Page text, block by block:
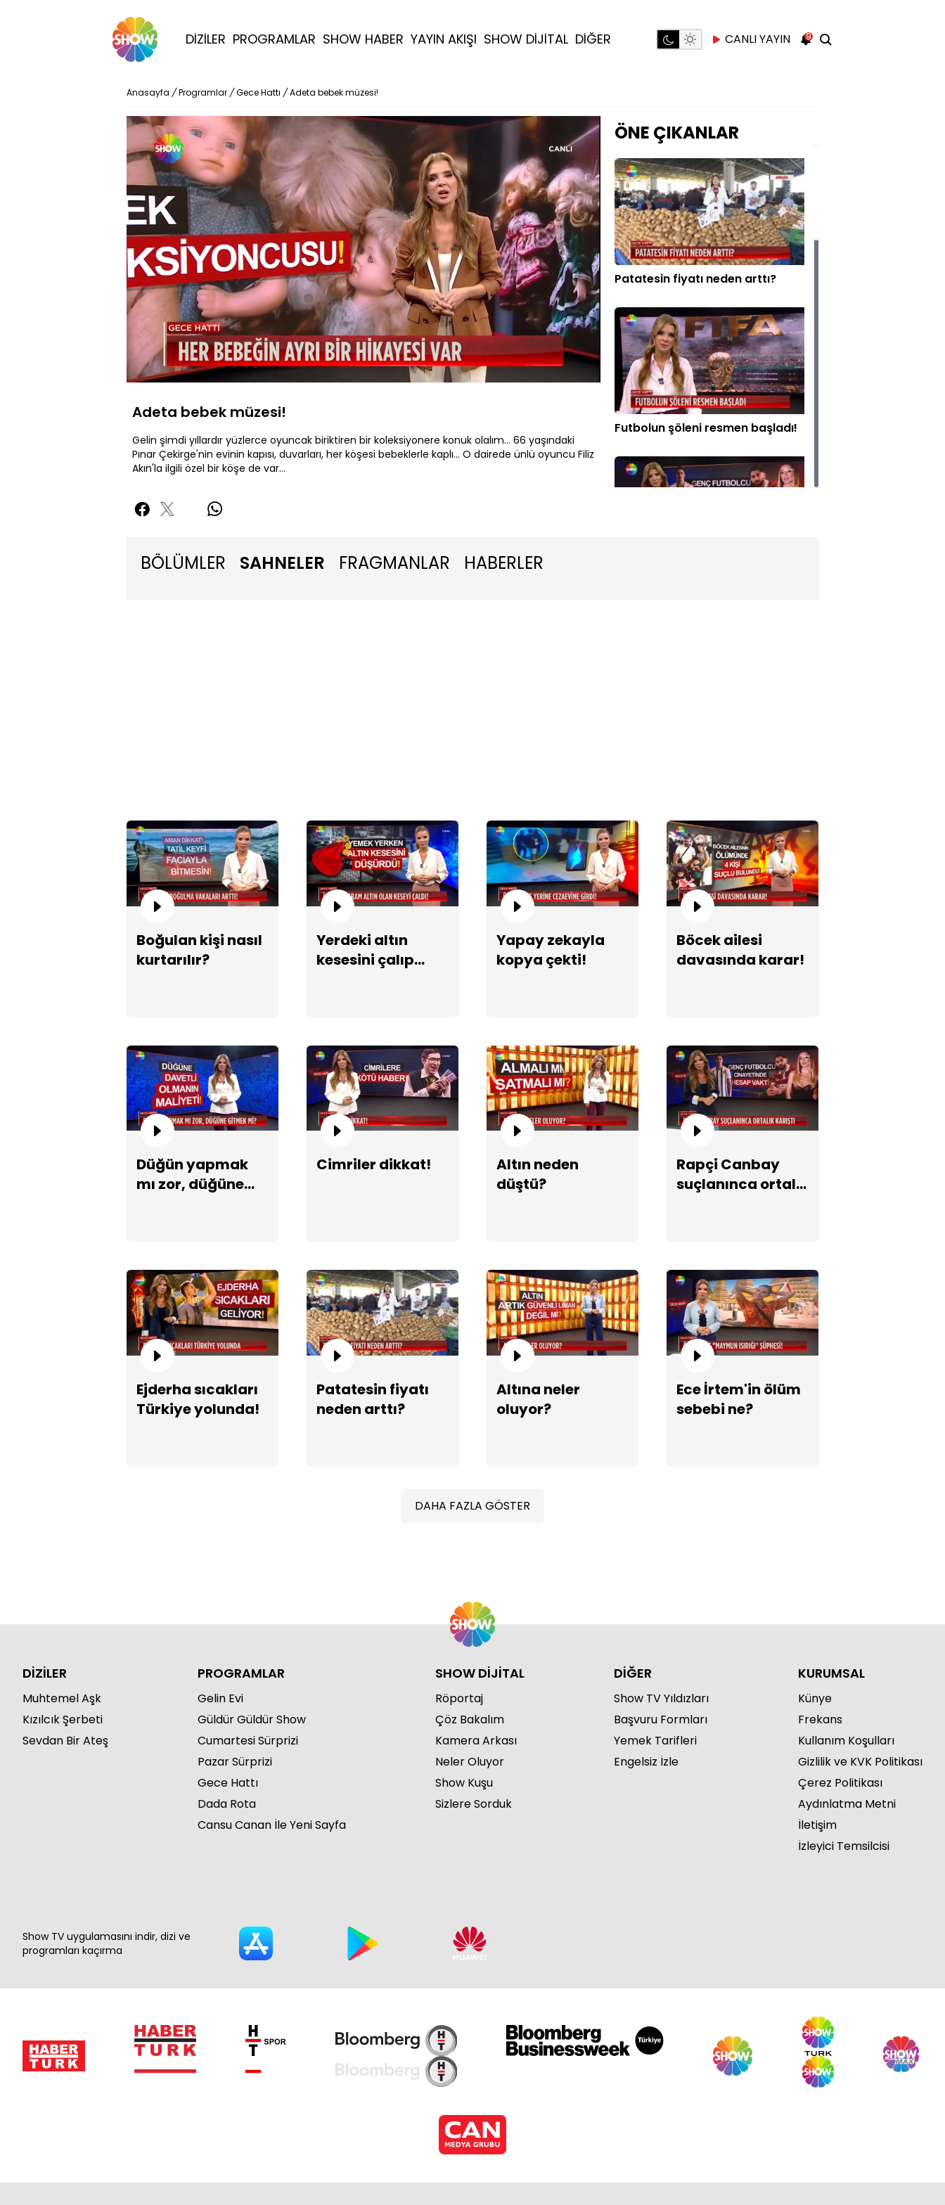
DİZİLER PROGRAMLAR SHOW HABER YAYIN AKIŞI SHOW DİJİTAL DİĞER CANLI YAYIN 9
Anasayfa / Programlar / Gece Hattı / Adeta bebek müzesi!
Sessiz
Yüklendi :
43.56%
Oynatma
Adeta bebek müzesi!
Gelin şimdi yıllardır yüzlerce oyuncak biriktiren bir koleksiyonere konuk olalım... 66 yaşındaki
Pınar Çekirge'nin evinin kapısı, duvarları, her köşesi bebeklerle kaplı... O dairede ünlü oyuncu Filiz
Akın'la ilgili özel bir köşe de var...
ÖNE ÇIKANLAR
Patatesin fiyatı neden arttı?
Futbolun şöleni resmen başladı!
Altın neden düştü?
Boğulan kişi nasıl kurtarılır?
Yerdeki altın kesesini çalıp gitti!
BÖLÜMLER SAHNELER FRAGMANLAR HABERLER
Boğulan kişi nasıl
kurtarılır?
Yerdeki altın
kesesini çalıp
Yapay zekayla
kopya çekti!
Böcek ailesi
davasında karar!
Düğün yapmak
mı zor, düğüne
Cimriler dikkat!
Altın neden
düştü?
Rapçi Canbay
suçlanınca ortalık
Ejderha sıcakları
Türkiye yolunda!
Patatesin fiyatı
neden arttı?
Altına neler
oluyor?
Ece İrtem'in ölüm
sebebi ne?
DAHA FAZLA GÖSTER
DİZİLER
Muhtemel Aşk
Kızılcık Şerbeti
Sevdan Bir Ateş
PROGRAMLAR
Gelin Evi
Güldür Güldür Show
Cumartesi Sürprizi
Pazar Sürprizi
Gece Hattı
Dada Rota
Cansu Canan İle Yeni Sayfa
SHOW DİJİTAL
Röportaj
Çöz Bakalım
Kamera Arkası
Neler Oluyor
Show Kuşu
Sizlere Sorduk
DİĞER
Show TV Yıldızları
Başvuru Formları
Yemek Tarifleri
Engelsiz İzle
KURUMSAL
Künye
Frekans
Kullanım Koşulları
Gizlilik ve KVK Politikası
Çerez Politikası
Aydınlatma Metni
İletişim
İzleyici Temsilcisi
Show TV uygulamasını indir, dizi ve
programları kaçırma